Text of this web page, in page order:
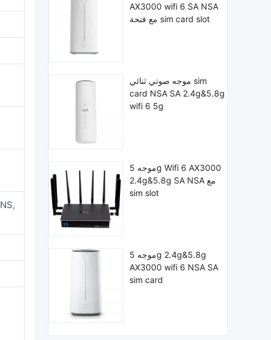
AX3000 wifi 6 SA NSA
مع فتحة sim card slot
موجه صوتي ثنائي sim
card NSA SA 2.4g&5.8g
wifi 6 5g
موجه 5g Wifi 6 AX3000
2.4g&5.8g SA NSA مع
sim slot
موجه 5g 2.4g&5.8g
AX3000 wifi 6 NSA SA
sim card